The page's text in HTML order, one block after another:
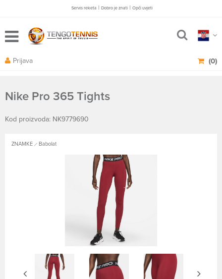
Servis reketa | Dobro je znati | Opči uvjeti
(0)
Prijava
Nike Pro 365 Tights
Kod proizvoda: NK9779690
ZNAMKE Babolat